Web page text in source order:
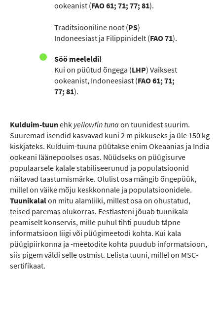
ookeanist (FAO 61; 71; 77; 81).
Traditsiooniline noot (PS)
Indoneesiast ja Filippinidelt (FAO 71).
Söö meeleldi!
Kui on püütud õngega (LHP) Vaiksest
ookeanist, Indoneesiast (FAO 61; 71;
77; 81).
Kulduim-tuunehk yellowfin tuna on tuunidest suurim.
Suuremad isendid kasvavad kuni 2 m pikkuseks ja üle 150 kg
kiskjateks. Kulduim-tuuna püütakse enim Okeaanias ja India
ookeani läänepoolses osas. Nüüdseks on püügisurve
populaarsele kalale stabiliseerunud ja populatsioonid
näitavad taastumismärke. Olulist osa mängib õngepüük,
millel on väike mõju keskkonnale ja populatsioonidele.
Tuunikalalon mitu alamliiki, millest osa on ohustatud,
teised paremas olukorras. Eestlasteni jõuab tuunikala
peamiselt konservis, mille puhul tihti puudub täpne
informatsioon liigi või püügimeetodi kohta. Kui kala
püügipiirkonna ja -meetodite kohta puudub informatsioon,
siis pigem väldi selle ostmist. Eelista tuuni, millel on MSC-
sertifikaat.